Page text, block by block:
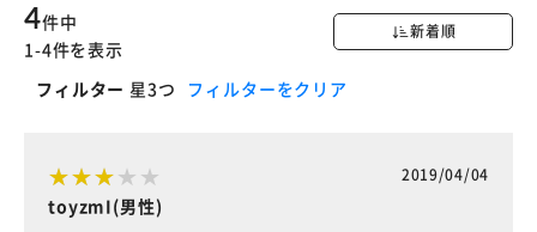
新着順
4件中
1-4件を表示
フィルター 星3つ フィルターをクリア
2019/04/04
toyzmI(男性)